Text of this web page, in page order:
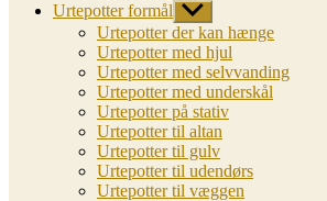
Urtepotter formål Vis
undermenu
Urtepotter der kan hænge
Urtepotter med hjul
Urtepotter med selvvanding
Urtepotter med underskål
Urtepotter på stativ
Urtepotter til altan
Urtepotter til gulv
Urtepotter til udendørs
Urtepotter til væggen